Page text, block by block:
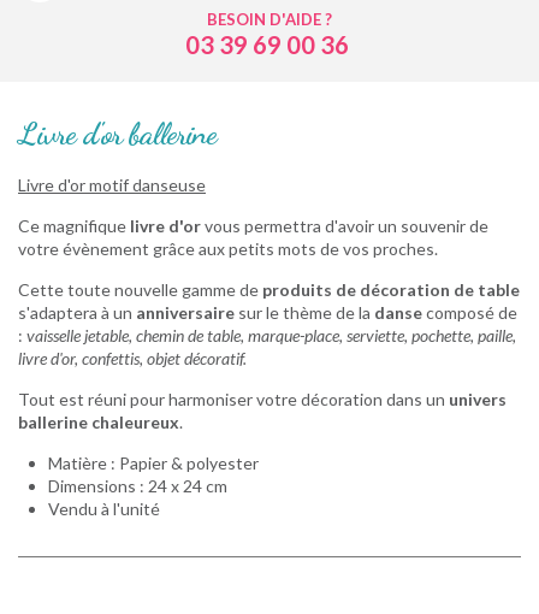
BESOIN D'AIDE ?
03 39 69 00 36
Livre d'or ballerine
Livre d'or motif danseuse
Ce magnifique livre d'orvous permettra d'avoir un souvenir de
votre évènement grâce aux petits mots de vos proches.
Cette toute nouvelle gamme de produits de décoration de table
s'adaptera à un anniversaire sur le thème de la dansecomposé de
: vaisselle jetable, chemin de table, marque-place, serviette, pochette, paille,
livre d'or, confettis, objet décoratif.
Tout est réuni pour harmoniser votre décoration dans un univers
ballerine chaleureux.
Matière : Papier & polyester
Dimensions : 24 x 24 cm
Vendu à l'unité